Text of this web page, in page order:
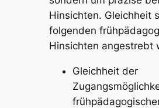
Hinsichten. Gleichheit
folgenden
Hinsichten angestrebt
Gleichheit der